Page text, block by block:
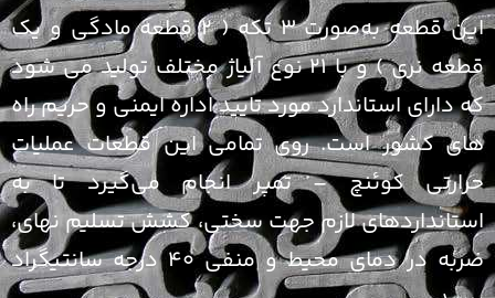
این قطعه به‌صورت ۳ تکه ( ۲ قطعه مادگی و یک
قطعه نری ) و با ۲۱ نوع آلیاژ مختلف تولید می شود
دارای استاندارد مورد تایید اداره ایمنی و حریم راه
کشور است. روی تمامی این قطعات عملیات
کوئنچ – تمپر انجام می‌گیرد تا به
لازم جهت سختی، کشش تسلیم نهای،
ضربه در دمای محیط و منفی ۴۰ درجه سانتیگراد